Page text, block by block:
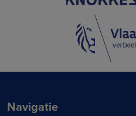
Navigatie